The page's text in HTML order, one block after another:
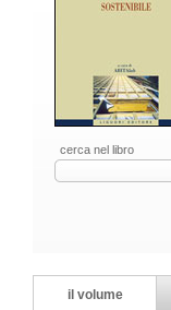
cerca nel libro
il volume